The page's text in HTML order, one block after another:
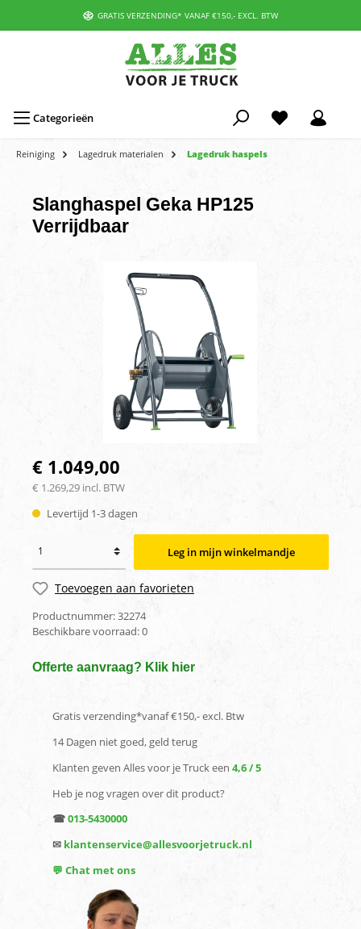
GRATIS VERZENDING* VANAF €150,- EXCL. BTW
Categorieën
Reiniging Lagedruk materialen Lagedruk haspels
Slanghaspel Geka HP125
Verrijdbaar
€ 1.049,00
€ 1.269,29 incl. BTW
Levertijd 1-3 dagen
Leg in mijn winkelmandje
Toevoegen aan favorieten
Productnummer:32274
Beschikbare voorraad:0
Offerte aanvraag? Klik hier
Gratis verzending*vanaf €150,- excl. Btw
14 Dagen niet goed, geld terug
Klanten geven Alles voor je Truck een 4,6 / 5
Heb je nog vragen over dit product?
☎013-5430000
✉ klantenservice@allesvoorjetruck.nl
💬 Chat met ons